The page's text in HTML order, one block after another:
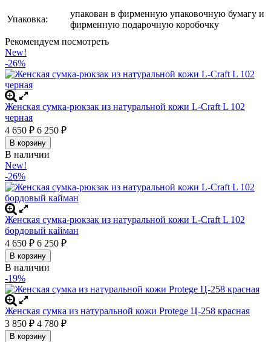
Упаковка:
упакован в фирменную упаковочную бумагу и
фирменную подарочную коробочку
Рекомендуем посмотреть
New!
-26%
Женская сумка-рюкзак из натуральной кожи L-Craft L 102
черная
4 650 ₽ 6 250 ₽
В корзину
В наличии
New!
-26%
Женская сумка-рюкзак из натуральной кожи L-Craft L 102
бордовый кайман
4 650 ₽ 6 250 ₽
В корзину
В наличии
-19%
Женская сумка из натуральной кожи Protege Ц-258 красная
3 850 ₽ 4 780 ₽
В корзину